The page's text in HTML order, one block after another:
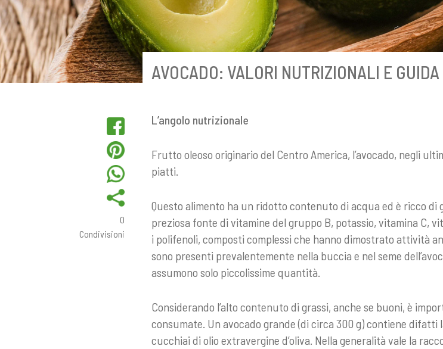
AVOCADO: VALORI NUTRIZIONALI E
L’angolo nutrizionale
Frutto oleoso originario del Centro America, l’avocado, negli
piatti.
Questo alimento ha un ridotto contenuto di acqua ed è ricco
preziosa fonte di vitamine del gruppo B, potassio, vitamina C,
i polifenoli, composti complessi che hanno dimostrato attività
sono presenti prevalentemente nella buccia e nel seme
assumono solo piccolissime quantità.
Considerando l’alto contenuto di grassi, anche se buoni, è
consumate. Un avocado grande (di circa 300 g) contiene
cucchiai di olio extravergine d’oliva. Nella generalità vale la
0
Condivisioni